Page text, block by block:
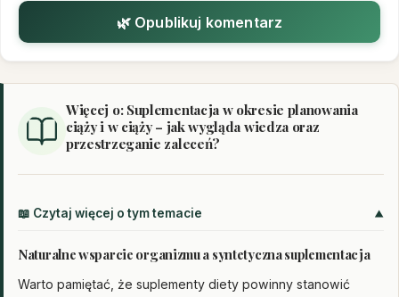
🌿 Opublikuj komentarz
Więcej o: Suplementacja w okresie planowania
ciąży i w ciąży – jak wygląda wiedza oraz
przestrzeganie zaleceń?
📖 Czytaj więcej o tym temacie
Naturalne wsparcie organizmu a syntetyczna suplementacja
Warto pamiętać, że suplementy diety powinny stanowić